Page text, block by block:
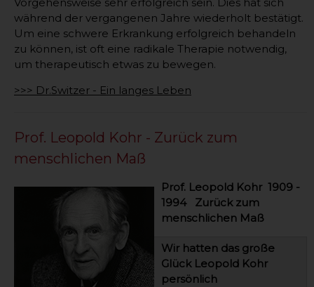
während der vergangenen Jahre wiederholt bestätigt.
Um eine schwere Erkrankung erfolgreich behandeln
zu können, ist oft eine radikale Therapie notwendig,
um therapeutisch etwas zu bewegen.
>>> Dr.Switzer - Ein langes Leben
Prof. Leopold Kohr - Zurück zum
menschlichen Maß
Prof. Leopold Kohr 1909 -
1994 Zurück zum
menschlichen Maß
Wir hatten das große
Glück Leopold Kohr
persönlich